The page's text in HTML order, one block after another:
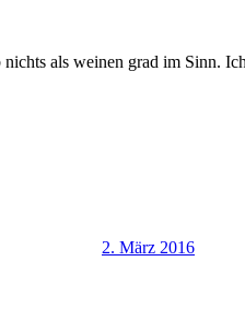
als weinen grad im Sinn.
2. März 2016